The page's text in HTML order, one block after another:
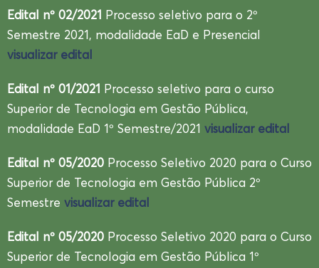
Edital nº 02/2021 Processo seletivo para o 2º
Semestre 2021, modalidade EaD e Presencial
visualizar edital
Edital nº 01/2021 Processo seletivo para o curso
Superior de Tecnologia em Gestão Pública,
modalidade EaD 1º Semestre/2021 visualizar edital
Edital nº 05/2020 Processo Seletivo 2020 para o Curso
Superior de Tecnologia em Gestão Pública 2º
Semestre visualizar edital
Edital nº 05/2020 Processo Seletivo 2020 para o Curso
Superior de Tecnologia em Gestão Pública 1º